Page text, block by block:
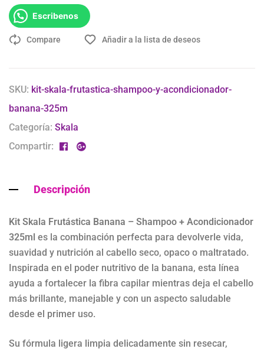
Escribenos
Compare Añadir a la lista de deseos
SKU: kit-skala-frutastica-shampoo-y-acondicionador-
banana-325m
Categoría: Skala
Compartir:
Descripción
Kit Skala Frutástica Banana – Shampoo + Acondicionador
325ml es la combinación perfecta para devolverle vida,
suavidad y nutrición al cabello seco, opaco o maltratado.
Inspirada en el poder nutritivo de la banana, esta línea
ayuda a fortalecer la fibra capilar mientras deja el cabello
más brillante, manejable y con un aspecto saludable
desde el primer uso.
Su fórmula ligera limpia delicadamente sin resecar,